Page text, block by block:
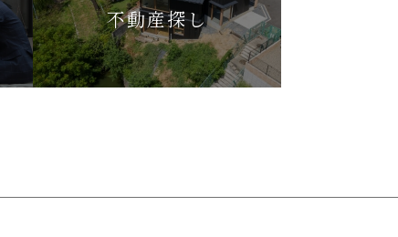
不動産探し